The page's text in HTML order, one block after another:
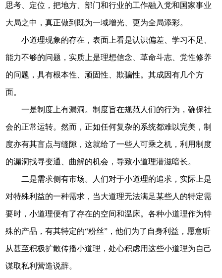
思考、定位，把地方、部门和行业的工作融入党和国家事业
大局之中，真正做到既为一域增光、更为全局添彩。
小道理现象的存在，表面上看是认识偏差、学习不足、
能力不够的问题，实质上是理想信念、革命斗志、党性修养
的问题，具有根本性、顽固性、欺骗性。其成因有几个方
面。
一是制度上有漏洞。制度旨在规范人们的行为，确保社
会的正常运转。然而，正如任何复杂的系统都难以完美，制
度亦有其盲点与缝隙，这就给了一些人可乘之机，利用制度
的漏洞找寻变通、曲解的机会，导致小道理潜滋暗长。
二是需求侧有市场。人们对于小道理的追求，实际上是
对特殊利益的一种需求，当大道理无法满足某些人的特定需
要时，小道理便有了存在的空间和温床。各种小道理作为特
殊的产品，有其特定的“粉丝”，他们为了自身利益，愿意听
从甚至积极扩散传播小道理，处心积虑用这些小道理为自己
谋取私利营造说辞。